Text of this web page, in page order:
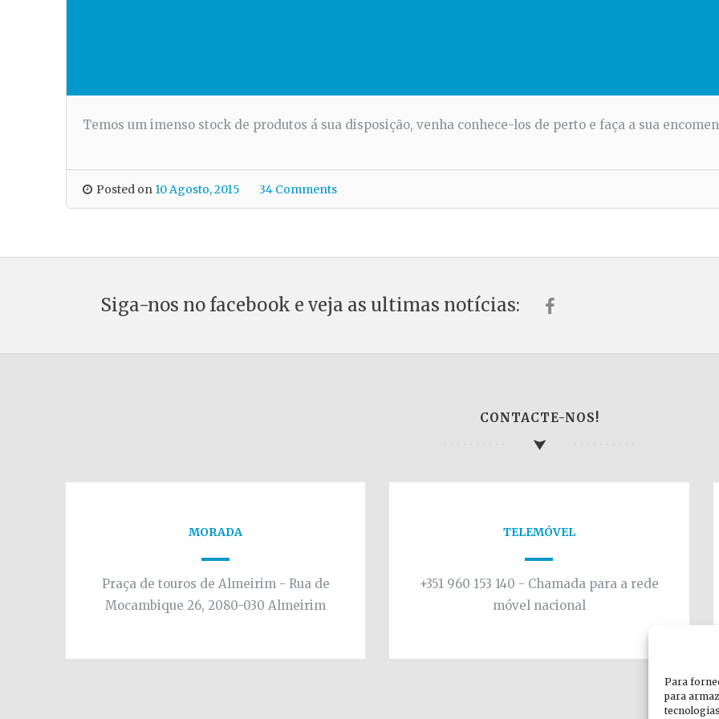
Para
para
Temos um imenso stock de produtos á sua disposição, venha conhece-los de perto e faça a sua
Posted on 10 Agosto, 2015 34 Comments
Siga-nos no facebook e veja as ultimas notícias:
CONTACTE-NOS!
MORADA
Praça de touros de Almeirim - Rua de
Mocambique 26, 2080-030 Almeirim
TELEMÓVEL
+351 960 153 140 - Chamada para a rede
móvel nacional